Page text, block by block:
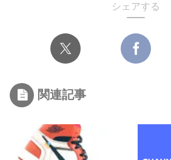
シェアする
関連記事